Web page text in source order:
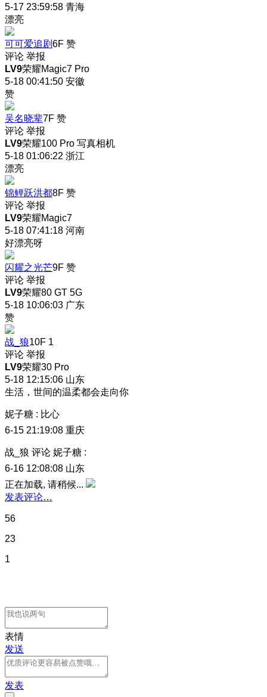
5-17 23:59:58 青海
漂亮
可可爱追剧6F 赞
评论 举报
LV9荣耀Magic7 Pro
5-18 00:41:50 安徽
赞
吴名晓辈7F 赞
评论 举报
LV9荣耀100 Pro 写真相机
5-18 01:06:22 浙江
漂亮
锦鲤跃洪都8F 赞
评论 举报
LV9荣耀Magic7
5-18 07:41:18 河南
好漂亮呀
闪耀之光芒9F 赞
评论 举报
LV9荣耀80 GT 5G
5-18 10:06:03 广东
赞
战_狼10F 1
评论 举报
LV9荣耀30 Pro
5-18 12:15:06 山东
生活，世间的温柔都会走向你
妮子糖 : 比心
6-15 21:19:08 重庆
战_狼 评论 妮子糖 :
6-16 12:08:08 山东
正在加载, 请稍候...
发表评论…
56
23
1
表情
发送
发表